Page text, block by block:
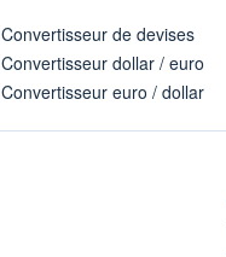
Convertisseur de devises
Convertisseur dollar / euro
Convertisseur euro / dollar